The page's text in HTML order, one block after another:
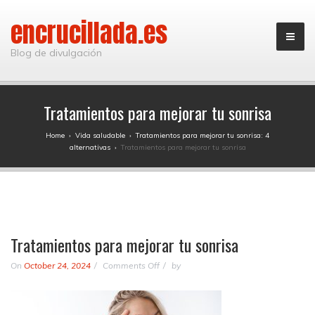
encrucillada.es
Blog de divulgación
Tratamientos para mejorar tu sonrisa
Home › Vida saludable ›Tratamientos para mejorar tu sonrisa: 4
alternativas› Tratamientos para mejorar tu sonrisa
Tratamientos para mejorar tu sonrisa
On October 24, 2024 Comments Offon
mejorar
by